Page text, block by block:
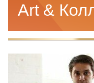
Art &